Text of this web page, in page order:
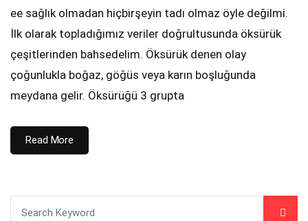
ee sağlık olmadan hiçbirşeyin tadı olmaz öyle değilmi.
İlk olarak topladığımız veriler doğrultusunda öksürük
çeşitlerinden bahsedelim. Öksürük denen olay
çoğunlukla boğaz, göğüs veya karın boşluğunda
meydana gelir. Öksürüğü 3 grupta
Read More